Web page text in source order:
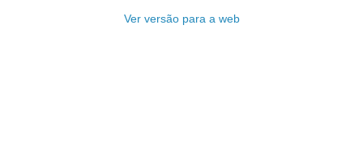
Ver versão para a web